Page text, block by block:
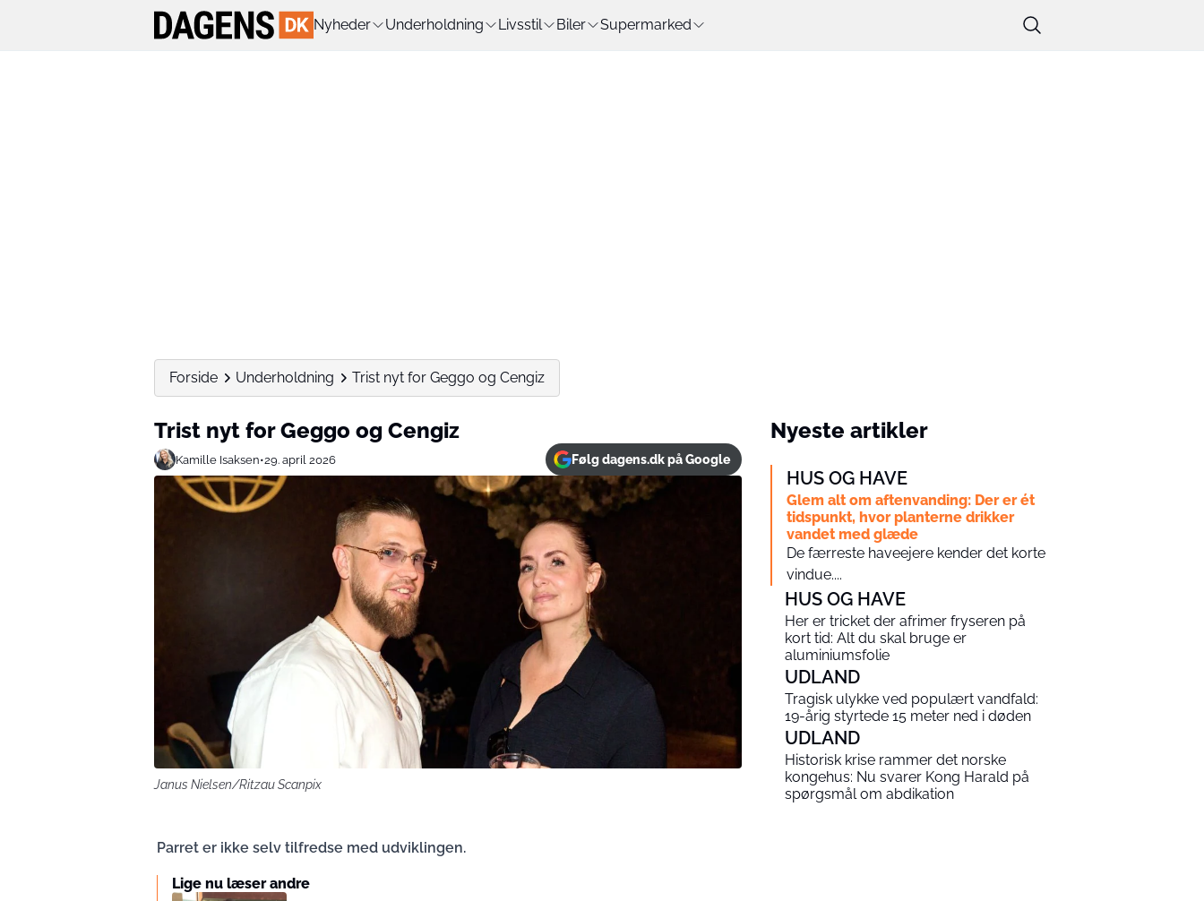
Nyheder Underholdning Livsstil Biler Supermarked
Forside Underholdning Trist nyt for Geggo og Cengiz
Trist nyt for Geggo og Cengiz
Kamille Isaksen•29. april 2026 Følg dagens.dk på Google
Janus Nielsen/Ritzau Scanpix
Parret er ikke selv tilfredse med udviklingen.
Lige nu læser andre
Nyeste artikler
HUS OG HAVE
Glem alt om aftenvanding: Der er ét
tidspunkt, hvor planterne drikker
vandet med glæde
De færreste haveejere kender det korte
vindue....
HUS OG HAVE
Her er tricket der afrimer fryseren på
kort tid: Alt du skal bruge er
aluminiumsfolie
UDLAND
Tragisk ulykke ved populært vandfald:
19-årig styrtede 15 meter ned i døden
UDLAND
Historisk krise rammer det norske
kongehus: Nu svarer Kong Harald på
spørgsmål om abdikation